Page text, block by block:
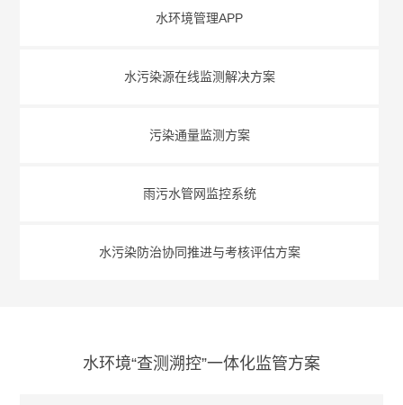
水环境管理APP
水污染源在线监测解决方案
污染通量监测方案
雨污水管网监控系统
水污染防治协同推进与考核评估方案
水环境“查测溯控”一体化监管方案